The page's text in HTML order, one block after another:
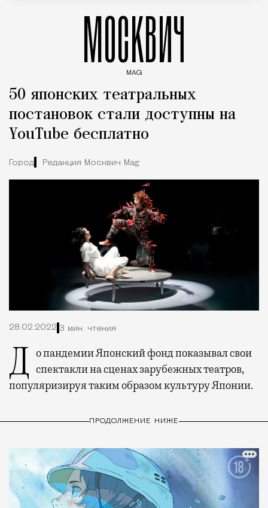
МОСКВИЧ
MAG
50 японских театральных
постановок стали доступны на
YouTube бесплатно
Город Редакция Москвич Mag
28.02.2022 3 мин. чтения
До пандемии Японский фонд показывал свои спектакли на сценах зарубежных театров,
популяризируя таким образом культуру Японии.
ПРОДОЛЖЕНИЕ НИЖЕ